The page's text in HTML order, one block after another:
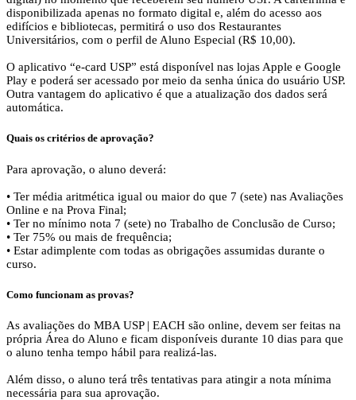
disponibilizada apenas no formato digital e, além do acesso aos
edifícios e bibliotecas, permitirá o uso dos Restaurantes
Universitários, com o perfil de Aluno Especial (R$ 10,00).
O aplicativo “e-card USP” está disponível nas lojas Apple e Google
Play e poderá ser acessado por meio da senha única do usuário USP.
Outra vantagem do aplicativo é que a atualização dos dados será
automática.
Quais os critérios de aprovação?
Para aprovação, o aluno deverá:
• Ter média aritmética igual ou maior do que 7 (sete) nas Avaliações
Online e na Prova Final;
• Ter no mínimo nota 7 (sete) no Trabalho de Conclusão de Curso;
• Ter 75% ou mais de frequência;
• Estar adimplente com todas as obrigações assumidas durante o
curso.
Como funcionam as provas?
As avaliações do MBA USP | EACH são online, devem ser feitas na
própria Área do Aluno e ficam disponíveis durante 10 dias para que
o aluno tenha tempo hábil para realizá-las.
Além disso, o aluno terá três tentativas para atingir a nota mínima
necessária para sua aprovação.